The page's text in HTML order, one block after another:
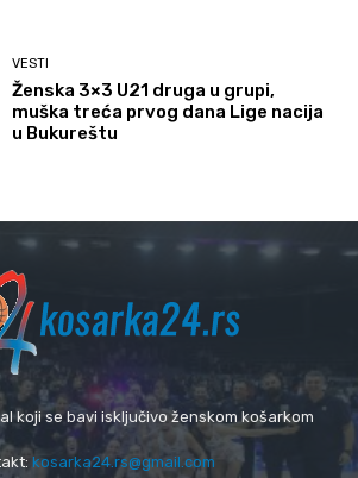
VESTI
Ženska 3×3 U21 druga u grupi,
muška treća prvog dana Lige nacija
u Bukureštu
koji se bavi isključivo ženskom košarkom
kosarka24.rs@gmail.com